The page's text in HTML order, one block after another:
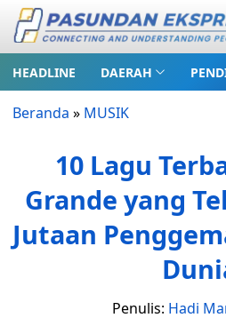
HEADLINE DAERAH
Beranda » MUSIK
10 Lagu
Grande yang
Jutaan
Penulis: Hadi